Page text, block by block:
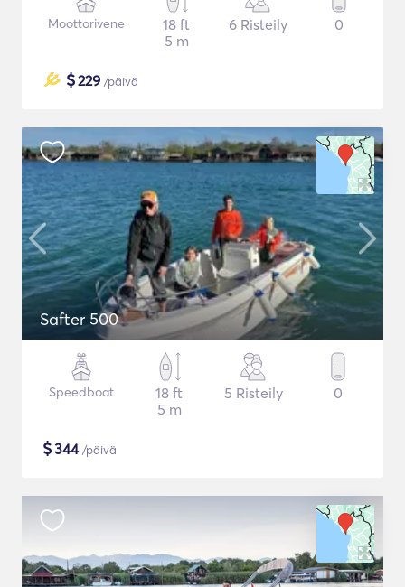
Moottorivene
18 ft
5 m
6 Risteily 0
$229 /päivä
Safter 500
Speedboat
18 ft
5 m
5 Risteily 0
$344/päivä